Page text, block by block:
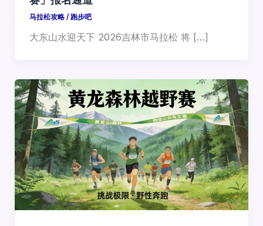
马拉松攻略/ 跑步吧
大东山水迎天下 2026吉林市马拉松 将 […]